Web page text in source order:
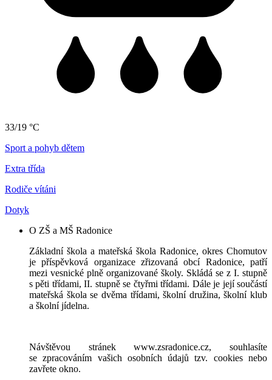
33/19 °C
Sport a pohyb dětem
Extra třída
Rodiče vítáni
Dotyk
O ZŠ a MŠ Radonice
Základní škola a mateřská škola Radonice, okres Chomutov
je příspěvková organizace zřizovaná obcí Radonice, patří
mezi vesnické plně organizované školy. Skládá se z I. stupně
s pěti třídami, II. stupně se čtyřmi třídami. Dále je její součástí
mateřská škola se dvěma třídami, školní družina, školní klub
a školní jídelna.
Návštěvou stránek www.zsradonice.cz, souhlasíte
se zpracováním vašich osobních údajů tzv. cookies nebo
zavřete okno.